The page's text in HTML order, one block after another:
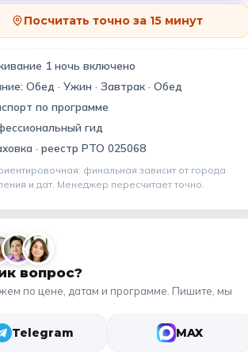
11 класс
музей
📍 ПО ГОРОДАМ
Золотое кольцо
Посчитать точно за 15 минут
1 ночь включено
Обед · Ужин · Завтрак · Обед
по программе
гид
· реестр РТО 025068
финальная зависит от города
и дат. Менеджер пересчитает точно.
вопрос?
по цене, датам и программе. Пишите, мы
Telegram MAX